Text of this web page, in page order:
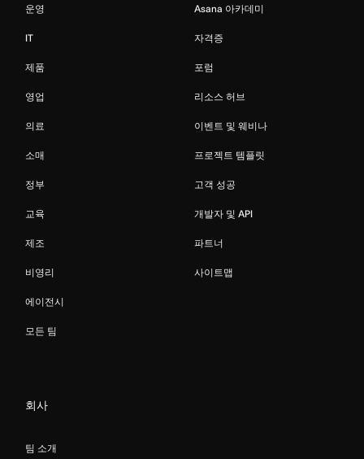
운영
IT
제품
영업
의료
소매
정부
교육
제조
비영리
에이전시
모든 팀
Asana 아카데미
자격증
포럼
리소스 허브
이벤트 및 웨비나
프로젝트 템플릿
고객 성공
개발자 및 API
파트너
사이트맵
회사
팀 소개